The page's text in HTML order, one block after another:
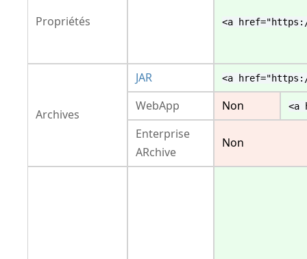
Propriétés <a
Archives
JAR <a
WebApp Non <a
Enterprise
ARchive
Non